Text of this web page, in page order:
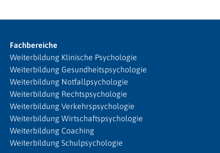
Fachbereiche
Weiterbildung Klinische Psychologie
Weiterbildung Gesundheitspsychologie
Weiterbildung Notfallpsychologie
Weiterbildung Rechtspsychologie
Weiterbildung Verkehrspsychologie
Weiterbildung Wirtschaftspsychologie
Weiterbildung Coaching
Weiterbildung Schulpsychologie